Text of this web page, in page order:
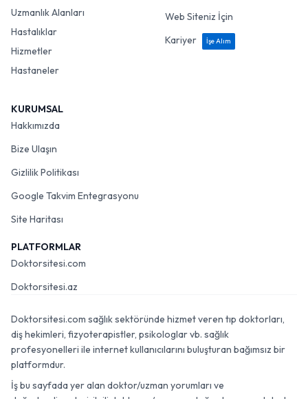
Uzmanlık Alanları
Hastalıklar
Hizmetler
Hastaneler
Web Siteniz İçin
Kariyer
İşe Alım
KURUMSAL
Hakkımızda
Bize Ulaşın
Gizlilik Politikası
Google Takvim Entegrasyonu
Site Haritası
PLATFORMLAR
Doktorsitesi.com
Doktorsitesi.az
Doktorsitesi.com sağlık sektöründe hizmet veren tıp doktorları,
diş hekimleri, fizyoterapistler, psikologlar vb. sağlık
profesyonelleri ile internet kullanıcılarını buluşturan bağımsız bir
platformdur.
İş bu sayfada yer alan doktor/uzman yorumları ve